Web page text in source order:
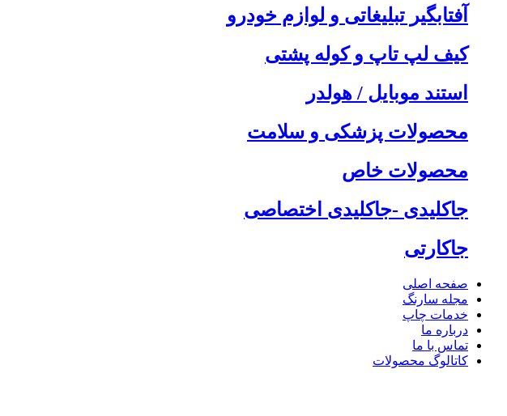
آفتابگیر تبلیغاتی و لوازم خودرو
کیف لپ تاپ و کوله پشتی
استند موبایل / هولدر
محصولات پزشکی و سلامت
محصولات خاص
جاکلیدی -جاکلیدی اختصاصی
جاکارتی
صفحه اصلی
مجله سارنگ
خدمات چاپ
درباره ما
تماس با ما
کاتالوگ محصولات